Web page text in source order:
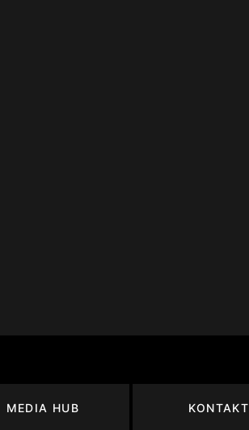
MEDIA HUB KONTAKT